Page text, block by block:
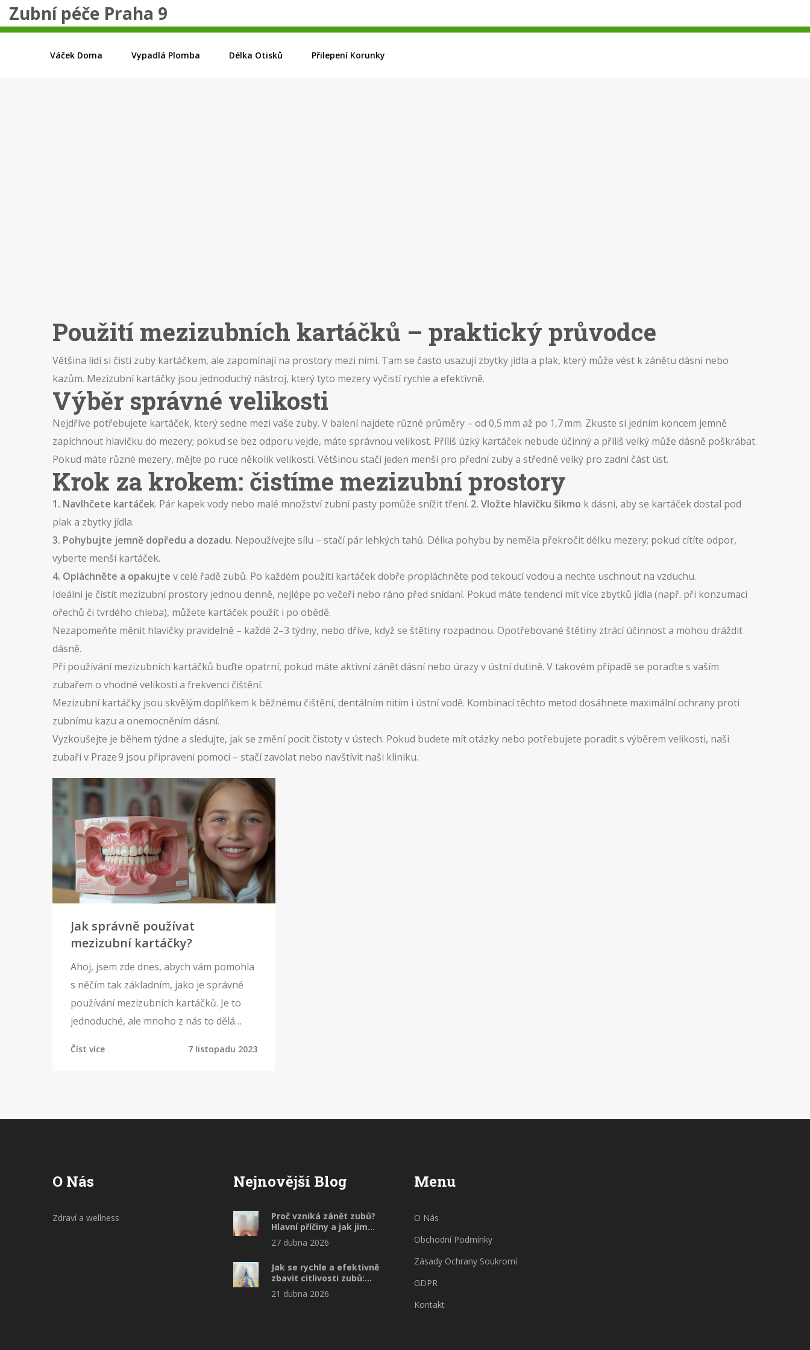
Zubní péče Praha 9
Váček Doma Vypadlá Plomba Délka Otisků Přilepení Korunky
Použití mezizubních kartáčků – praktický průvodce
Většina lidí si čistí zuby kartáčkem, ale zapomínají na prostory mezi nimi. Tam se často usazují zbytky jídla a plak, který může vést k zánětu dásní nebo
kazům. Mezizubní kartáčky jsou jednoduchý nástroj, který tyto mezery vyčistí rychle a efektivně.
Výběr správné velikosti
Nejdříve potřebujete kartáček, který sedne mezi vaše zuby. V balení najdete různé průměry – od 0,5 mm až po 1,7 mm. Zkuste si jedním koncem jemně
zapíchnout hlavičku do mezery; pokud se bez odporu vejde, máte správnou velikost. Příliš úzký kartáček nebude účinný a příliš velký může dásně poškrábat.
Pokud máte různé mezery, mějte po ruce několik velikostí. Většinou stačí jeden menší pro přední zuby a středně velký pro zadní část úst.
Krok za krokem: čistíme mezizubní prostory
1. Navlhčete kartáček. Pár kapek vody nebo malé množství zubní pasty pomůže snížit tření. 2. Vložte hlavičku šikmo k dásni, aby se kartáček dostal pod
plak a zbytky jídla.
3. Pohybujte jemně dopředu a dozadu. Nepoužívejte sílu – stačí pár lehkých tahů. Délka pohybu by neměla překročit délku mezery; pokud cítíte odpor,
vyberte menší kartáček.
4. Opláchněte a opakujte v celé řadě zubů. Po každém použití kartáček dobře propláchněte pod tekoucí vodou a nechte uschnout na vzduchu.
Ideální je čistit mezizubní prostory jednou denně, nejlépe po večeři nebo ráno před snídaní. Pokud máte tendenci mít více zbytků jídla (např. při konzumaci
ořechů či tvrdého chleba), můžete kartáček použít i po obědě.
Nezapomeňte měnit hlavičky pravidelně – každé 2–3 týdny, nebo dříve, když se štětiny rozpadnou. Opotřebované štětiny ztrácí účinnost a mohou dráždit
dásně.
Při používání mezizubních kartáčků buďte opatrní, pokud máte aktivní zánět dásní nebo úrazy v ústní dutině. V takovém případě se poraďte s vaším
zubařem o vhodné velikosti a frekvenci čištění.
Mezizubní kartáčky jsou skvělým doplňkem k běžnému čištění, dentálním nitím i ústní vodě. Kombinací těchto metod dosáhnete maximální ochrany proti
zubnímu kazu a onemocněním dásní.
Vyzkoušejte je během týdne a sledujte, jak se změní pocit čistoty v ústech. Pokud budete mít otázky nebo potřebujete poradit s výběrem velikosti, naši
zubaři v Praze 9 jsou připraveni pomoci – stačí zavolat nebo navštívit naši kliniku.
Jak správně používat
mezizubní kartáčky?
Ahoj, jsem zde dnes, abych vám pomohla
s něčím tak základním, jako je správné
používání mezizubních kartáčků. Je to
jednoduché, ale mnoho z nás to dělá
triky, jak to dělat správně. Uvidíte, že
Číst více 7 listopadu 2023
O Nás
Zdraví a wellness
Nejnovější Blog
Proč vzniká zánět zubů?
Hlavní příčiny a jak jim
předcházet
27 dubna 2026
Jak se rychle a efektivně
zbavit citlivosti zubů:
Praktický průvodce
21 dubna 2026
Menu
O Nás
Obchodní Podmínky
Zásady Ochrany Soukromí
GDPR
Kontakt